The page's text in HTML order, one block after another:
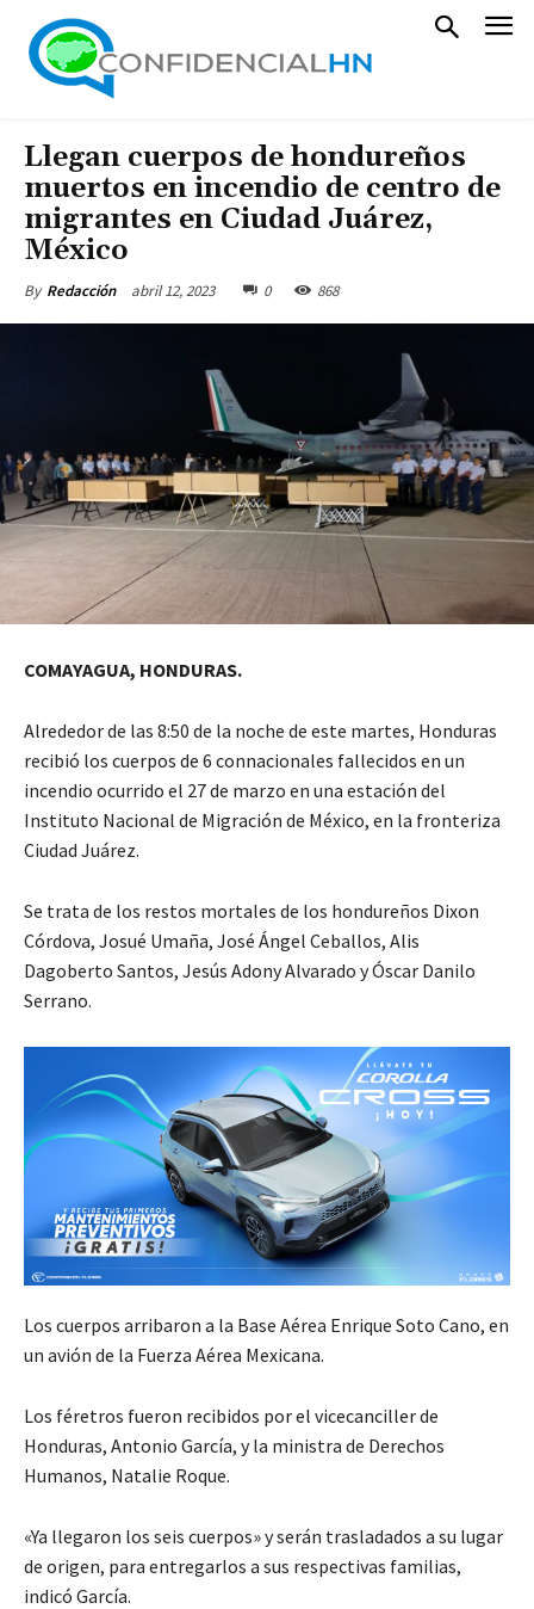
Llegan cuerpos de hondureños
muertos en incendio de centro de
migrantes en Ciudad Juárez,
México
By Redacción abril 12, 2023 0 868
COMAYAGUA, HONDURAS.
Alrededor de las 8:50 de la noche de este martes, Honduras
recibió los cuerpos de 6 connacionales fallecidos en un
incendio ocurrido el 27 de marzo en una estación del
Instituto Nacional de Migración de México, en la fronteriza
Ciudad Juárez.
Se trata de los restos mortales de los hondureños Dixon
Córdova, Josué Umaña, José Ángel Ceballos, Alis
Dagoberto Santos, Jesús Adony Alvarado y Óscar Danilo
Serrano.
Los cuerpos arribaron a la Base Aérea Enrique Soto Cano, en
un avión de la Fuerza Aérea Mexicana.
Los féretros fueron recibidos por el vicecanciller de
Honduras, Antonio García, y la ministra de Derechos
Humanos, Natalie Roque.
«Ya llegaron los seis cuerpos» y serán trasladados a su lugar
de origen, para entregarlos a sus respectivas familias,
indicó García.